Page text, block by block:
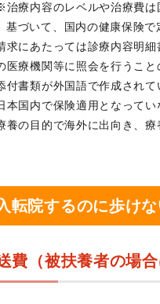
治療内容のレベルや治療費は
基づいて、国内の健康保険で
求にあたっては診療内容明
医療機関等に照会を行うこと
付書類が外国語で作成されて
本国内で保険適用となって
養の目的で海外に出向き、療
転院するのに歩けな
費（被扶養者の場合